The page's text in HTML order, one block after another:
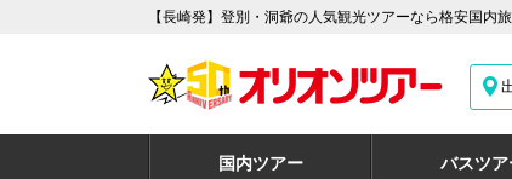
【長崎発】登別・洞爺の人気観光ツアーなら格安国内
国内ツアー バスツア